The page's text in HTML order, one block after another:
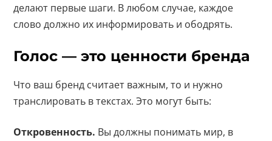
делают первые шаги. В любом случае, каждое
слово должно их информировать и ободрять.
Голос — это ценности бренда
Что ваш бренд считает важным, то и нужно
транслировать в текстах. Это могут быть:
Откровенность. Вы должны понимать мир, в